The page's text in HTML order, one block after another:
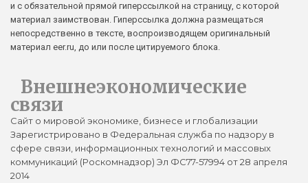
и с обязательной прямой гиперссылкой на страницу, с которой
материал заимствован. Гиперссылка должна размещаться
непосредственно в тексте, воспроизводящем оригинальный
материал eer.ru, до или после цитируемого блока.
Внешнеэкономические
связи
Сайт о мировой экономике, бизнесе и глобализации
Зарегистрировано в Федеральная служба по надзору в
сфере связи, информационных технологий и массовых
коммуникаций (Роскомнадзор) Эл ФС77-57994 от 28 апреля
2014